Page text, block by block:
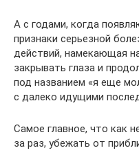
А с годами, когда
признаки серьезной
действий, намекающая
закрывать глаза и
под названием «я еще
с далеко идущими
Самое главное, что как
за раз, убежать от